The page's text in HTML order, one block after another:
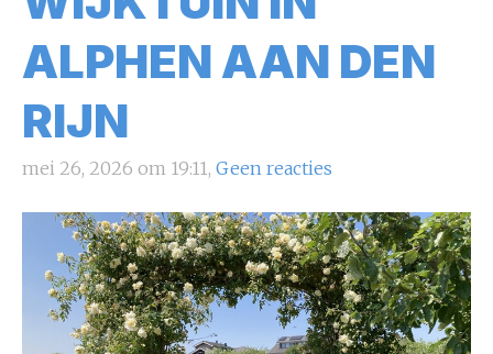
ALPHEN AAN DEN
RIJN
mei 26, 2026 om 19:11, Geen reacties